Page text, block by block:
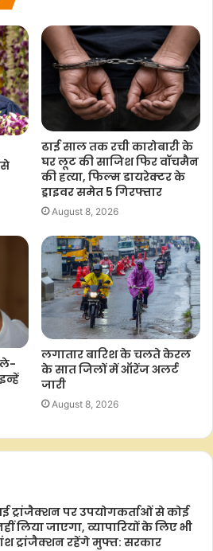
से
ढाई साल तक रची कारोबारी के
घर लूट की साजिश फिर वॉचमैन
की हत्या, फिल्म डायरेक्टर के
ड्राइवर समेत 5 गिरफ्तार
August 8, 2026
लगातार बारिश के चलते केरल
के सात जिलों में ऑरेंज अलर्ट
जारी
August 8, 2026
ट्रांजैक्शन पर उपयोगकर्ताओं से कोई
लिया जाएगा, व्यापारियों के लिए भी
ट्रांजैक्शन रहेंगे मुफ्त: सरकार